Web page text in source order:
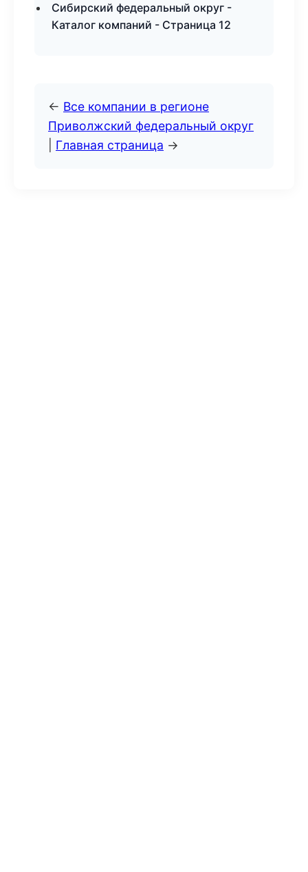
Сибирский федеральный округ -
Каталог компаний - Страница 12
← Все компании в регионе
Приволжский федеральный округ
Главная страница →